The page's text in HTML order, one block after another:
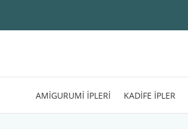
AMİGURUMİ İPLERİ KADİFE İPLER